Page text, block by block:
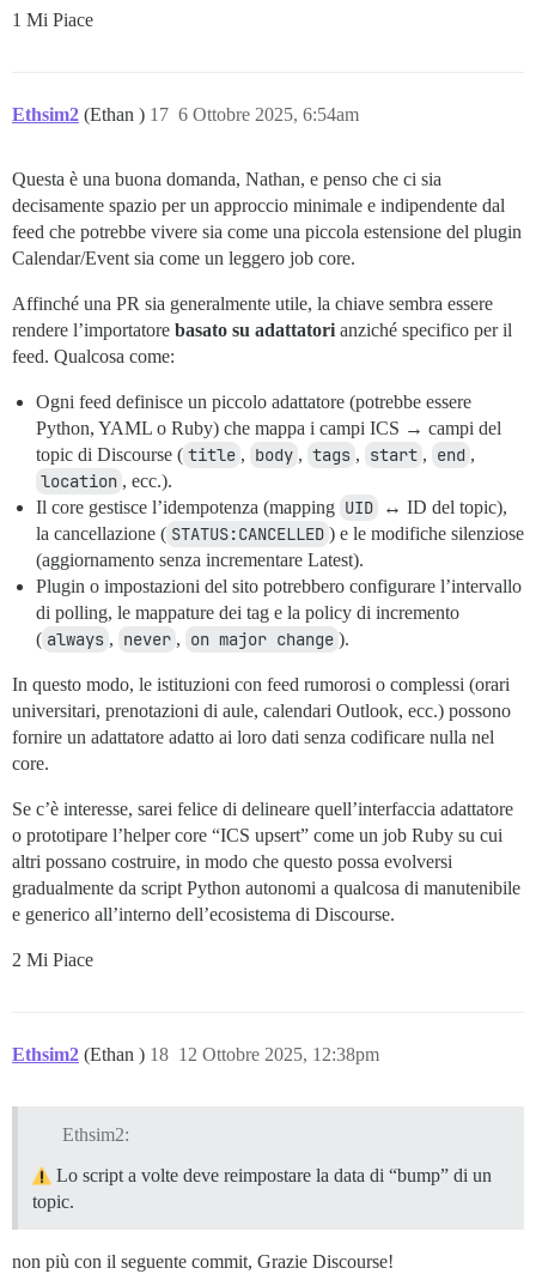
1 Mi Piace
Ethsim2 (Ethan ) 6 Ottobre 2025, 6:54am
17
Questa è una buona domanda, Nathan, e penso che ci sia
decisamente spazio per un approccio minimale e indipendente dal
feed che potrebbe vivere sia come una piccola estensione del plugin
Calendar/Event sia come un leggero job core.
Affinché una PR sia generalmente utile, la chiave sembra essere
rendere l’importatore basato su adattatori anziché specifico per il
feed. Qualcosa come:
Ogni feed definisce un piccolo adattatore (potrebbe essere
Python, YAML o Ruby) che mappa i campi ICS → campi del
topic di Discourse ( title , body , tags , start , end ,
location , ecc.).
Il core gestisce l’idempotenza (mapping UID
↔ ID del topic),
la cancellazione ( STATUS:CANCELLED ) e le modifiche silenziose
(aggiornamento senza incrementare Latest).
Plugin o impostazioni del sito potrebbero configurare l’intervallo
di polling, le mappature dei tag e la policy di incremento
( always , never , on major change ).
In questo modo, le istituzioni con feed rumorosi o complessi (orari
universitari, prenotazioni di aule, calendari Outlook, ecc.) possono
fornire un adattatore adatto ai loro dati senza codificare nulla nel
core.
Se c’è interesse, sarei felice di delineare quell’interfaccia adattatore
o prototipare l’helper core “ICS upsert” come un job Ruby su cui
altri possano costruire, in modo che questo possa evolversi
gradualmente da script Python autonomi a qualcosa di manutenibile
e generico all’interno dell’ecosistema di Discourse.
2 Mi Piace
Ethsim2 (Ethan ) 12 Ottobre 2025, 12:38pm
18
Ethsim2:
Lo script a volte deve reimpostare la data di “bump” di un
topic.
non più con il seguente commit, Grazie Discourse!